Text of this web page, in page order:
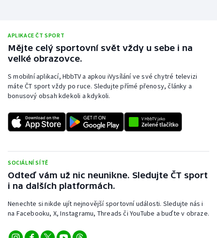
APLIKACE ČT SPORT
Mějte celý sportovní svět vždy u sebe i na
velké obrazovce.
S mobilní aplikací, HbbTV a apkou iVysílání ve své chytré televizi
máte ČT sport vždy po ruce. Sledujte přímé přenosy, články a
bonusový obsah kdekoli a kdykoli.
SOCIÁLNÍ SÍTĚ
Odteď vám už nic neunikne. Sledujte ČT sport
i na dalších platformách.
Nenechte si nikde ujít nejnovější sportovní události. Sledujte nás i
na Facebooku, X, Instagramu, Threads či YouTube a buďte v obraze.